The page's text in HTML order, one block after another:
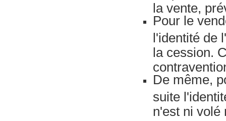
la vente,
Pour le
l'identité de
la cession.
De même,
suite
n'est ni volé